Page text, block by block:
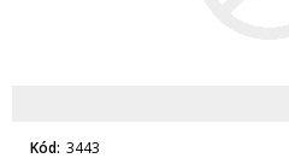
Kód 3443